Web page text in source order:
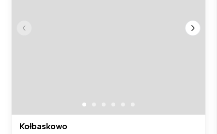
Kołbaskowo